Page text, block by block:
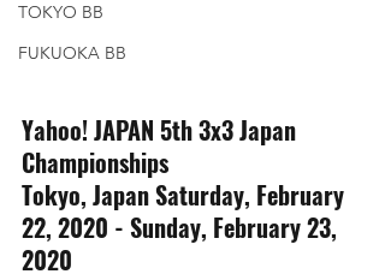
TOKYO BB
FUKUOKA BB
Yahoo! JAPAN 5th 3x3 Japan
Championships
Tokyo, Japan Saturday, February
22, 2020 - Sunday, February 23,
2020